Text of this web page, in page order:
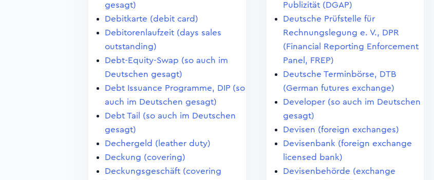
gesagt)
Debitkarte (debit card)
Debitorenlaufzeit (days sales
outstanding)
Debt-Equity-Swap (so auch im
Deutschen gesagt)
Debt Issuance Programme, DIP (so
auch im Deutschen gesagt)
Debt Tail (so auch im Deutschen
gesagt)
Dechergeld (leather duty)
Deckung (covering)
Deckungsgeschäft (covering
Publizität (DGAP)
Deutsche Prüfstelle für
Rechnungslegung e. V., DPR
(Financial Reporting Enforcement
Panel, FREP)
Deutsche Terminbörse, DTB
(German futures exchange)
Developer (so auch im Deutschen
gesagt)
Devisen (foreign exchanges)
Devisenbank (foreign exchange
licensed bank)
Devisenbehörde (exchange